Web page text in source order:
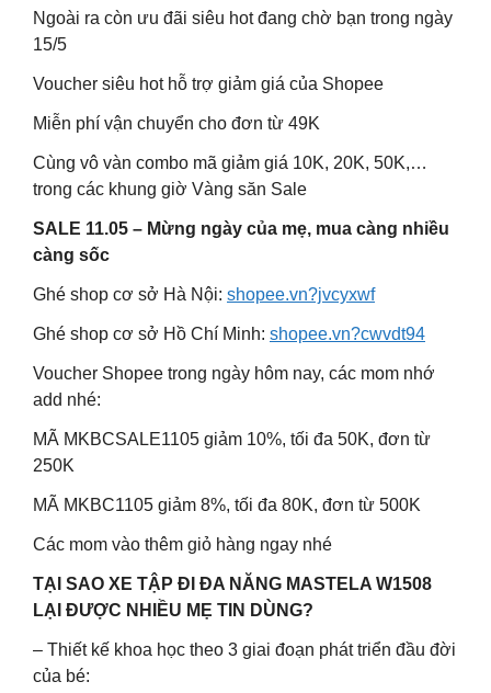
Ngoài ra còn ưu đãi siêu hot đang chờ bạn trong ngày
15/5
Voucher siêu hot hỗ trợ giảm giá của Shopee
Miễn phí vận chuyển cho đơn từ 49K
Cùng vô vàn combo mã giảm giá 10K, 20K, 50K,…
trong các khung giờ Vàng săn Sale
SALE 11.05 – Mừng ngày của mẹ, mua càng nhiều
càng sốc
Ghé shop cơ sở Hà Nội: shopee.vn?jvcyxwf
Ghé shop cơ sở Hồ Chí Minh: shopee.vn?cwvdt94
Voucher Shopee trong ngày hôm nay, các mom nhớ
add nhé:
MÃ MKBCSALE1105 giảm 10%, tối đa 50K, đơn từ
250K
MÃ MKBC1105 giảm 8%, tối đa 80K, đơn từ 500K
Các mom vào thêm giỏ hàng ngay nhé
TẠI SAO XE TẬP ĐI ĐA NĂNG MASTELA W1508
LẠI ĐƯỢC NHIỀU MẸ TIN DÙNG?
– Thiết kế khoa học theo 3 giai đoạn phát triển đầu đời
của bé: